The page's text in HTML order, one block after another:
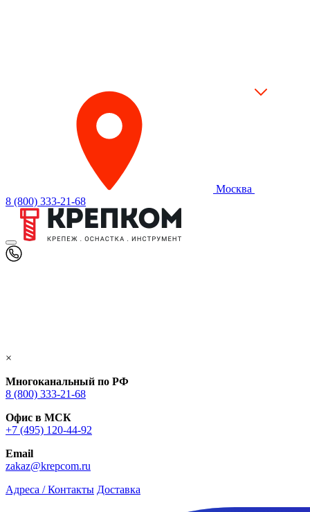
Москва
8 (800) 333-21-68
×
Многоканальный по РФ
8 (800) 333‑21-68
Офис в МСК
+7 (495) 120-44-92
Email
zakaz@krepcom.ru
Адреса / Контакты Доставка